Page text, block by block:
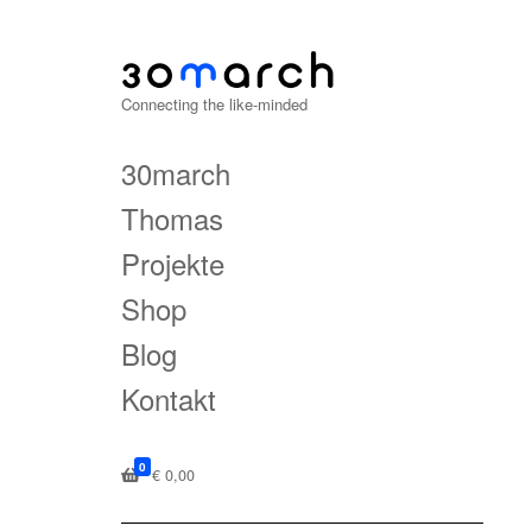
Connecting the like-minded
30march
Thomas
Projekte
Shop
Blog
Kontakt
0 € 0,00